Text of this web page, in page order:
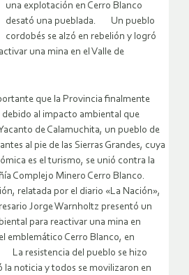
una explotación en Cerro Blanco
desató una pueblada. Un pueblo
cordobés se alzó en rebelión y logró
una mina en el Valle de
que la Provincia finalmente
al impacto ambiental que
de Calamuchita, un pueblo de
al pie de las Sierras Grandes, cuya
es el turismo, se unió contra la
Complejo Minero Cerro Blanco.
relatada por el diario «La Nación»,
Jorge Warnholtz presentó un
para reactivar una mina en
emblemático Cerro Blanco, en
La resistencia del pueblo se hizo
la noticia y todos se movilizaron en